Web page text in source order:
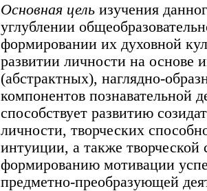
Основная цель изучения
углублении
формировании их духовной
развитии личности на основе
(абстрактных), наглядно-
компонентов познавательной
способствует развитию
личности, творческих
интуиции, а также творческой
формированию мотивации
предметно-преобразующей